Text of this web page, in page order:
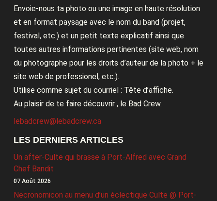
Envoie-nous ta photo ou une image en haute résolution
et en format paysage avec le nom du band (projet,
festival, etc.) et un petit texte explicatif ainsi que
toutes autres informations pertinentes (site web, nom
du photographe pour les droits d’auteur de la photo + le
site web de professionel, etc.).
Utilise comme sujet du courriel : Tête d’affiche.
Au plaisir de te faire découvrir , le Bad Crew.
lebadcrew@lebadcrew.ca
LES DERNIERS ARTICLES
Un after-Culte qui brasse à Port-Alfred avec Grand
Chef Bandit
07 Août 2026
Necronomicon au menu d’un éclectique Culte @ Port-